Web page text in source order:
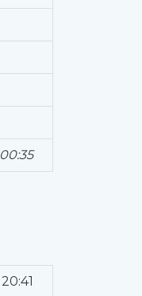
00:35
20:41